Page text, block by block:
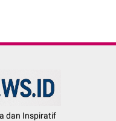
dan Inspiratif